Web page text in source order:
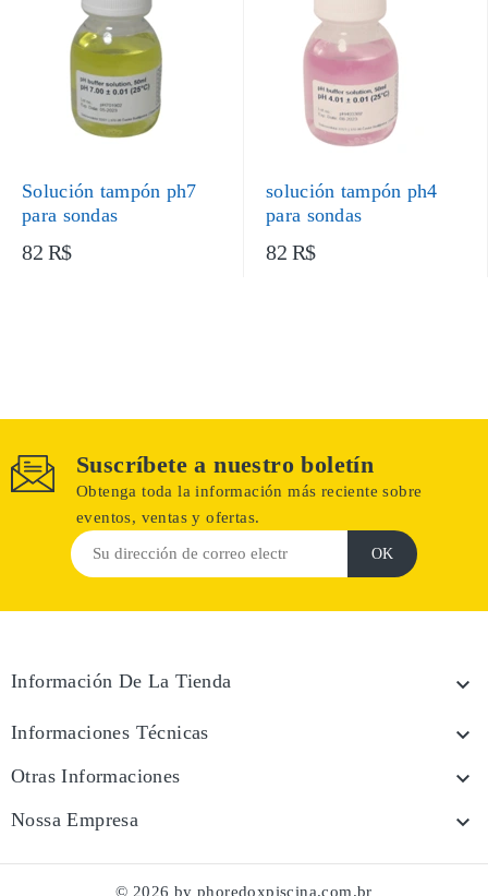
Solución tampón ph7
para sondas
82 R$
solución tampón ph4
para sondas
82 R$
Suscríbete a nuestro boletín
Obtenga toda la información más reciente sobre
eventos, ventas y ofertas.
Información De La Tienda 
Informaciones Técnicas 
Otras Informaciones 
Nossa Empresa 
© 2026 by phoredoxpiscina.com.br